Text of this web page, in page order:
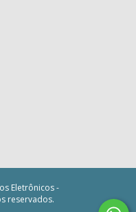
Eletrônicos -
reservados.